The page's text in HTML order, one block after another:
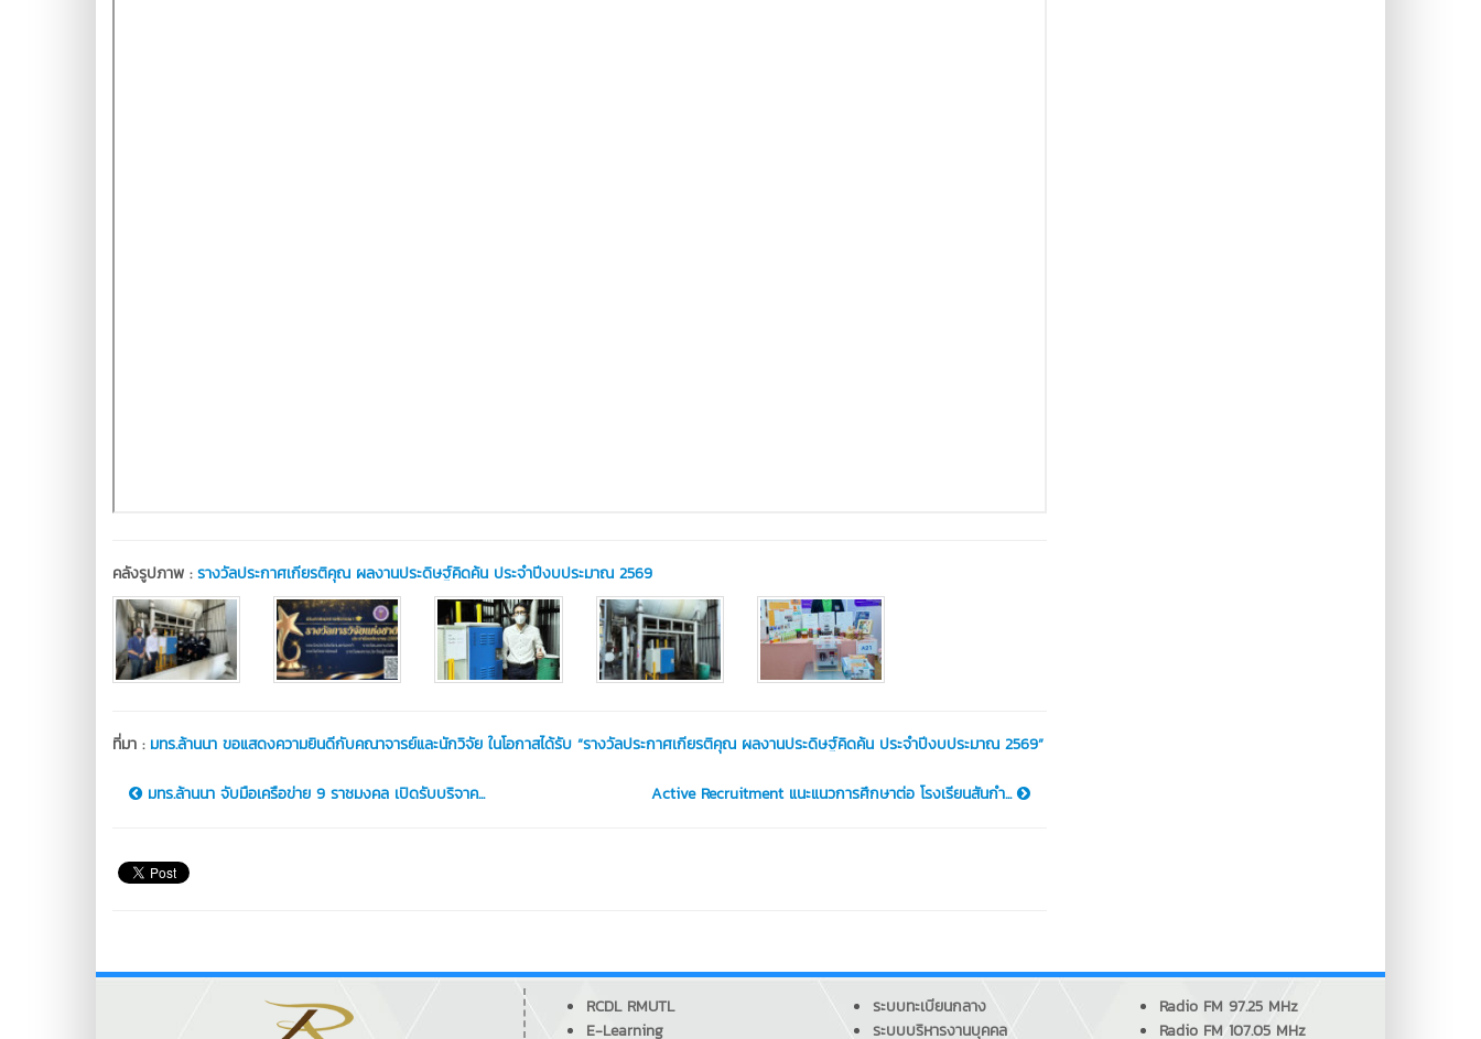
คลังรูปภาพ :รางวัลประกาศเกียรติคุณ ผลงานประดิษฐ์คิดค้น ประจำปีงบประมาณ 2569
ที่มา : มทร.ล้านนา ขอแสดงความยินดีกับคณาจารย์และนักวิจัย ในโอกาสได้รับ “รางวัลประกาศเกียรติคุณ ผลงานประดิษฐ์คิดค้น ประจำปีงบประมาณ 2569”
มทร.ล้านนา จับมือเครือข่าย 9 ราชมงคล เปิดรับบริจาค... Active Recruitment แนะแนวการศึกษาต่อ โรงเรียนสันกำ...
RCDL RMUTL
E-Learning
ระบบทะเบียนกลาง
ระบบบริหารงานบุคคล
Radio FM 97.25 MHz
Radio FM 107.05 MHz